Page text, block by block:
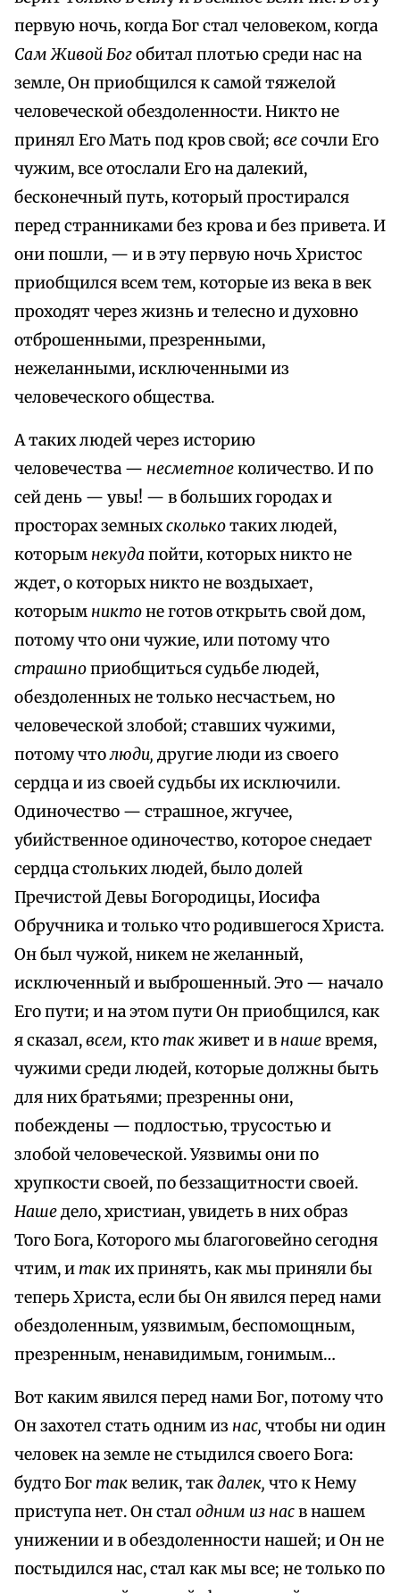
первую ночь, когда Бог стал человеком, когда
Сам Живой Богобитал плотью среди нас на
земле, Он приобщился к самой тяжелой
человеческой обездоленности. Никто не
принял Его Мать под кров свой; всесочли Его
чужим, все отослали Его на далекий,
бесконечный путь, который простирался
перед странниками без крова и без привета. И
они пошли, — и в эту первую ночь Христос
приобщился всем тем, которые из века в век
проходят через жизнь и телесно и духовно
отброшенными, презренными,
нежеланными, исключенными из
человеческого общества.
А таких людей через историю
человечества — несметноеколичество. И по
сей день — увы! — в больших городах и
просторах земныхсколькотаких людей,
которым некудапойти, которых никто не
ждет, о которых никто не воздыхает,
которым никтоне готов открыть свой дом,
потому что они чужие, или потому что
страшноприобщиться судьбе людей,
обездоленных не только несчастьем, но
человеческой злобой; ставших чужими,
потому чтолюди, другие люди из своего
сердца и из своей судьбы их исключили.
Одиночество — страшное, жгучее,
убийственное одиночество, которое снедает
сердца стольких людей, было долей
Пречистой Девы Богородицы, Иосифа
Обручника и только что родившегося Христа.
Он был чужой, никем не желанный,
исключенный и выброшенный. Это — начало
Его пути; и на этом пути Он приобщился, как
я сказал,всем, кто такживет и в нашевремя,
чужими среди людей, которые должны быть
для них братьями; презренны они,
побеждены — подлостью, трусостью и
злобой человеческой. Уязвимы они по
хрупкости своей, по беззащитности своей.
Нашедело, христиан, увидеть в них образ
Того Бога, Которого мы благоговейно сегодня
чтим, и таких принять, как мы приняли бы
теперь Христа, если бы Он явился перед нами
обездоленным, уязвимым, беспомощным,
презренным, ненавидимым, гонимым…
Вот каким явился перед нами Бог, потому что
Он захотел стать одним из нас, чтобы ни один
человек на земле не стыдился своего Бога:
будто Бог таквелик, такдалек, что к Нему
приступа нет. Он стал одним из насв нашем
унижении и в обездоленности нашей; и Он не
постыдился нас, стал как мы все; не только по